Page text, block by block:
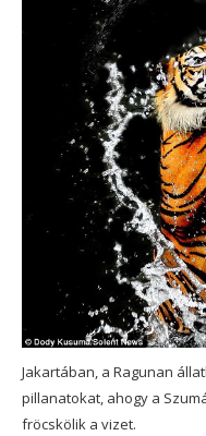
Jakartában, a Ragunan
pillanatokat, ahogy a
fröcskölik a vizet.